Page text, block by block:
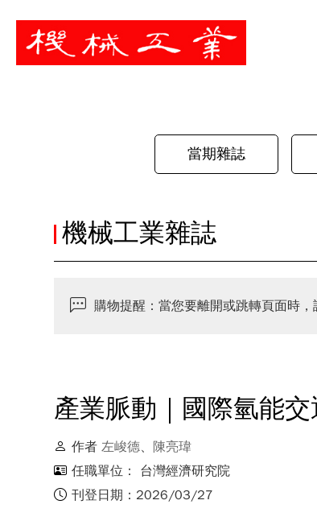
暫停
當期雜誌
機械工業雜誌
購物提醒：當您要離開或跳轉頁面時
產業脈動｜國際氫能
作者左峻德、 陳亮瑋
任職單位： 台灣經濟研究院
刊登日期：2026/03/27